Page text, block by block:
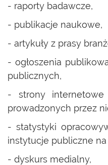
- raporty badawcze,
- publikacje naukowe,
- artykuły z prasy
- ogłoszenia
publicznych,
- strony
prowadzonych przez
- statystyki
instytucje publiczne
- dyskurs medialny,